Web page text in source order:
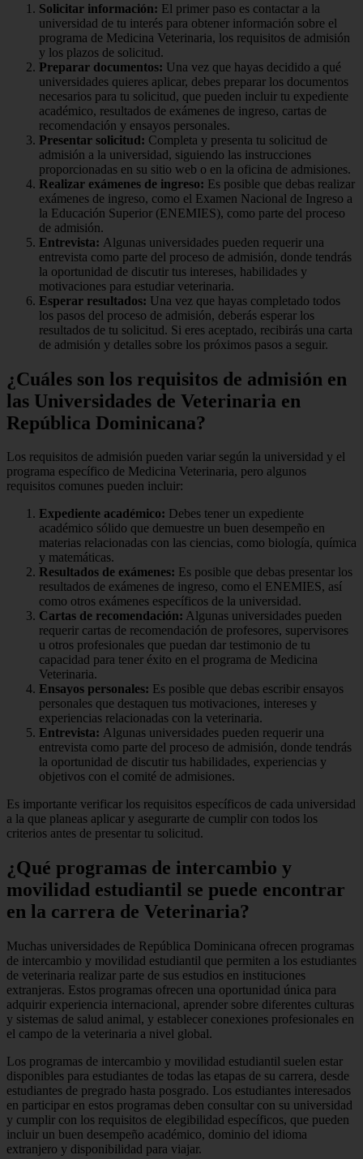
Solicitar información: El primer paso es contactar a la
universidad de tu interés para obtener información sobre el
programa de Medicina Veterinaria, los requisitos de admisión
y los plazos de solicitud.
Preparar documentos: Una vez que hayas decidido a qué
universidades quieres aplicar, debes preparar los documentos
necesarios para tu solicitud, que pueden incluir tu expediente
académico, resultados de exámenes de ingreso, cartas de
recomendación y ensayos personales.
Presentar solicitud: Completa y presenta tu solicitud de
admisión a la universidad, siguiendo las instrucciones
proporcionadas en su sitio web o en la oficina de admisiones.
Realizar exámenes de ingreso: Es posible que debas realizar
exámenes de ingreso, como el Examen Nacional de Ingreso a
la Educación Superior (ENEMIES), como parte del proceso
de admisión.
Entrevista: Algunas universidades pueden requerir una
entrevista como parte del proceso de admisión, donde tendrás
la oportunidad de discutir tus intereses, habilidades y
motivaciones para estudiar veterinaria.
Esperar resultados: Una vez que hayas completado todos
los pasos del proceso de admisión, deberás esperar los
resultados de tu solicitud. Si eres aceptado, recibirás una carta
de admisión y detalles sobre los próximos pasos a seguir.
¿Cuáles son los requisitos de admisión en
las Universidades de Veterinaria en
República Dominicana?
Los requisitos de admisión pueden variar según la universidad y el
programa específico de Medicina Veterinaria, pero algunos
requisitos comunes pueden incluir:
Expediente académico: Debes tener un expediente
académico sólido que demuestre un buen desempeño en
materias relacionadas con las ciencias, como biología, química
y matemáticas.
Resultados de exámenes: Es posible que debas presentar los
resultados de exámenes de ingreso, como el ENEMIES, así
como otros exámenes específicos de la universidad.
Cartas de recomendación: Algunas universidades pueden
requerir cartas de recomendación de profesores, supervisores
u otros profesionales que puedan dar testimonio de tu
capacidad para tener éxito en el programa de Medicina
Veterinaria.
Ensayos personales: Es posible que debas escribir ensayos
personales que destaquen tus motivaciones, intereses y
experiencias relacionadas con la veterinaria.
Entrevista: Algunas universidades pueden requerir una
entrevista como parte del proceso de admisión, donde tendrás
la oportunidad de discutir tus habilidades, experiencias y
objetivos con el comité de admisiones.
Es importante verificar los requisitos específicos de cada universidad
a la que planeas aplicar y asegurarte de cumplir con todos los
criterios antes de presentar tu solicitud.
¿Qué programas de intercambio y
movilidad estudiantil se puede encontrar
en la carrera de Veterinaria?
Muchas universidades de República Dominicana ofrecen programas
de intercambio y movilidad estudiantil que permiten a los estudiantes
de veterinaria realizar parte de sus estudios en instituciones
extranjeras. Estos programas ofrecen una oportunidad única para
adquirir experiencia internacional, aprender sobre diferentes culturas
y sistemas de salud animal, y establecer conexiones profesionales en
el campo de la veterinaria a nivel global.
Los programas de intercambio y movilidad estudiantil suelen estar
disponibles para estudiantes de todas las etapas de su carrera, desde
estudiantes de pregrado hasta posgrado. Los estudiantes interesados
en participar en estos programas deben consultar con su universidad
y cumplir con los requisitos de elegibilidad específicos, que pueden
incluir un buen desempeño académico, dominio del idioma
extranjero y disponibilidad para viajar.